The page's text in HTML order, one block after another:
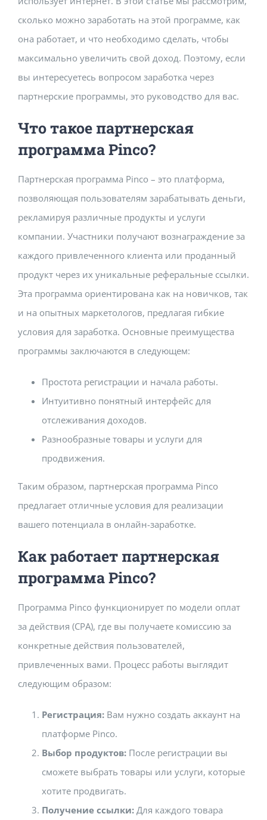
Building Safety Certificate
сколько можно заработать на этой программе, как
она работает, и что необходимо сделать, чтобы
максимально увеличить свой доход. Поэтому, если
вы интересуетесь вопросом заработка через
партнерские программы, это руководство для вас.
Что такое партнерская
программа Pinco?
Партнерская программа Pinco – это платформа,
позволяющая пользователям зарабатывать деньги,
рекламируя различные продукты и услуги
компании. Участники получают вознаграждение за
каждого привлеченного клиента или проданный
продукт через их уникальные реферальные ссылки.
Эта программа ориентирована как на новичков, так
и на опытных маркетологов, предлагая гибкие
условия для заработка. Основные преимущества
программы заключаются в следующем:
Простота регистрации и начала работы.
Интуитивно понятный интерфейс для
отслеживания доходов.
Разнообразные товары и услуги для
продвижения.
Таким образом, партнерская программа Pinco
предлагает отличные условия для реализации
вашего потенциала в онлайн-заработке.
Как работает партнерская
программа Pinco?
Программа Pinco функционирует по модели оплат
за действия (CPA), где вы получаете комиссию за
конкретные действия пользователей,
привлеченных вами. Процесс работы выглядит
следующим образом:
Регистрация: Вам нужно создать аккаунт на
платформе Pinco.
Выбор продуктов: После регистрации вы
сможете выбрать товары или услуги, которые
хотите продвигать.
Получение ссылки: Для каждого товара